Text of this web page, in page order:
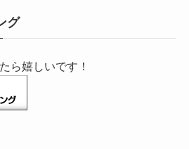
グ
ら嬉しいです！